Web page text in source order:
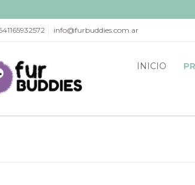
info@furbuddies.com.ar
INICIO